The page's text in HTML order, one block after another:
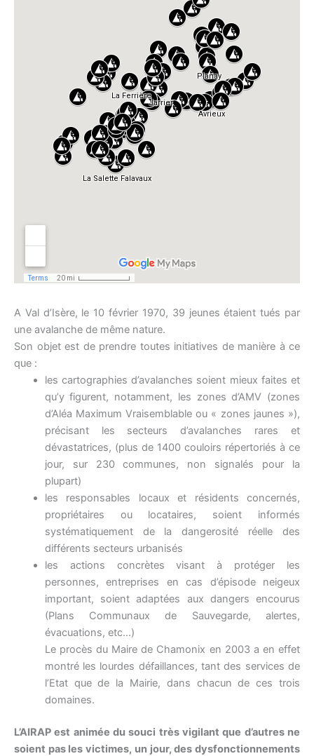
A Val d’Isère, le 10 février 1970, 39 jeunes étaient tués par
une avalanche de même nature.
Son objet est de prendre toutes initiatives de manière à ce
que :
les cartographies d’avalanches soient mieux faites et
qu’y figurent, notamment, les zones d’AMV (zones
d’Aléa Maximum Vraisemblable ou « zones jaunes »),
précisant les secteurs d’avalanches rares et
dévastatrices, (plus de 1400 couloirs répertoriés à ce
jour, sur 230 communes, non signalés pour la
plupart)
les responsables locaux et résidents concernés,
propriétaires ou locataires, soient informés
systématiquement de la dangerosité réelle des
différents secteurs urbanisés
les actions concrètes visant à protéger les
personnes, entreprises en cas d’épisode neigeux
important, soient adaptées aux dangers encourus
(Plans Communaux de Sauvegarde, alertes,
évacuations, etc…)
Le procès du Maire de Chamonix en 2003 a en effet
montré les lourdes défaillances, tant des services de
l’Etat que de la Mairie, dans chacun de ces trois
domaines.
L’AIRAP est animée du souci très vigilant que d’autres ne
soient pas les victimes, un jour, des dysfonctionnements